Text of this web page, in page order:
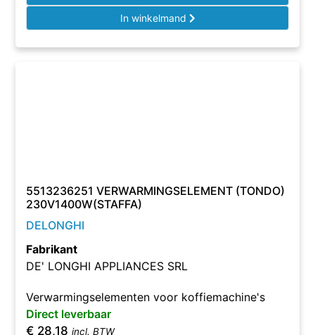
In winkelmand
5513236251 VERWARMINGSELEMENT (TONDO)
230V1400W(STAFFA)
DELONGHI
Fabrikant
DE' LONGHI APPLIANCES SRL
Verwarmingselementen voor koffiemachine's
Direct leverbaar
€ 28,18 incl. BTW